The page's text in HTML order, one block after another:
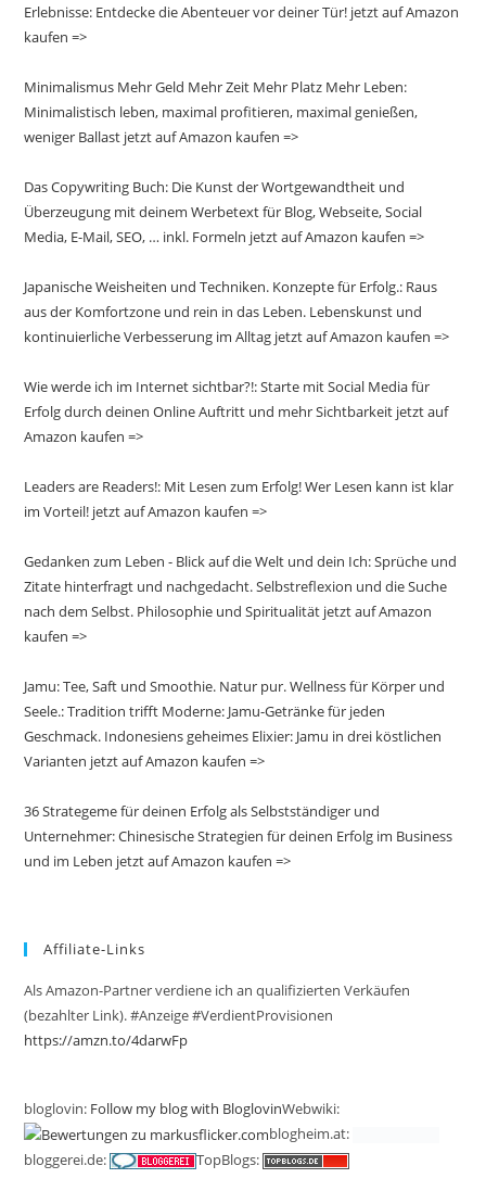
Erlebnisse: Entdecke die Abenteuer vor deiner Tür! jetzt auf Amazon
kaufen =>
Minimalismus Mehr Geld Mehr Zeit Mehr Platz Mehr Leben:
Minimalistisch leben, maximal profitieren, maximal genießen,
weniger Ballast jetzt auf Amazon kaufen =>
Das Copywriting Buch: Die Kunst der Wortgewandtheit und
Überzeugung mit deinem Werbetext für Blog, Webseite, Social
Media, E-Mail, SEO, … inkl. Formeln jetzt auf Amazon kaufen =>
Japanische Weisheiten und Techniken. Konzepte für Erfolg.: Raus
aus der Komfortzone und rein in das Leben. Lebenskunst und
kontinuierliche Verbesserung im Alltag jetzt auf Amazon kaufen =>
Wie werde ich im Internet sichtbar?!: Starte mit Social Media für
Erfolg durch deinen Online Auftritt und mehr Sichtbarkeit jetzt auf
Amazon kaufen =>
Leaders are Readers!: Mit Lesen zum Erfolg! Wer Lesen kann ist klar
im Vorteil! jetzt auf Amazon kaufen =>
Gedanken zum Leben - Blick auf die Welt und dein Ich: Sprüche und
Zitate hinterfragt und nachgedacht. Selbstreflexion und die Suche
nach dem Selbst. Philosophie und Spiritualität jetzt auf Amazon
kaufen =>
Jamu: Tee, Saft und Smoothie. Natur pur. Wellness für Körper und
Seele.: Tradition trifft Moderne: Jamu-Getränke für jeden
Geschmack. Indonesiens geheimes Elixier: Jamu in drei köstlichen
Varianten jetzt auf Amazon kaufen =>
36 Strategeme für deinen Erfolg als Selbstständiger und
Unternehmer: Chinesische Strategien für deinen Erfolg im Business
und im Leben jetzt auf Amazon kaufen =>
Affiliate-Links
Als Amazon-Partner verdiene ich an qualifizierten Verkäufen
(bezahlter Link). #Anzeige #VerdientProvisionen
https://amzn.to/4darwFp
bloglovin: Follow my blog with BloglovinWebwiki:
blogheim.at:
bloggerei.de:
TopBlogs: